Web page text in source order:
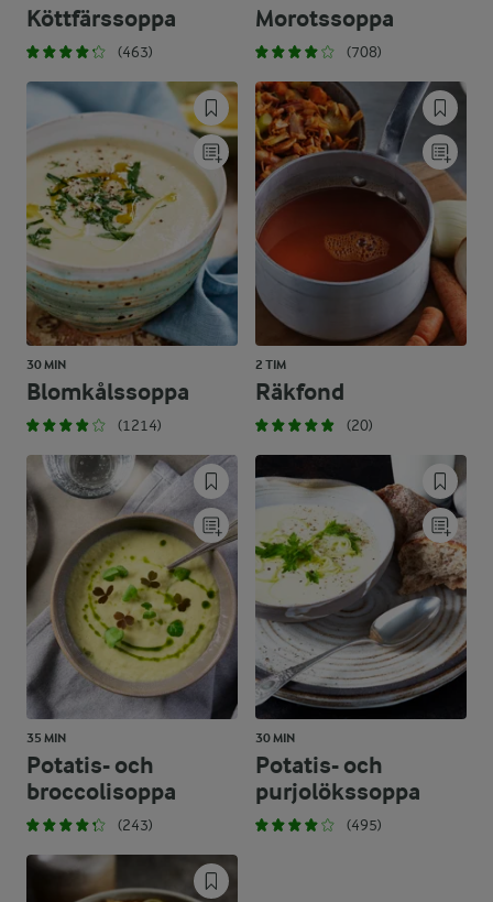
Köttfärssoppa
(463)
Morotssoppa
(708)
30 MIN
Blomkålssoppa
(1214)
2 TIM
Räkfond
(20)
35 MIN
Potatis- och
broccolisoppa
(243)
30 MIN
Potatis- och
purjolökssoppa
(495)